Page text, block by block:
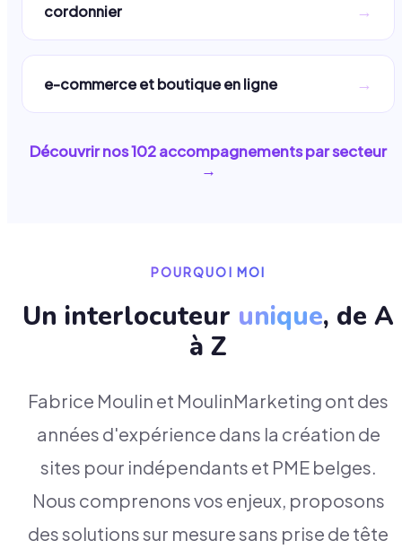
cordonnier →
e-commerce et boutique en ligne →
Découvrir nos102accompagnements par secteur
→
POURQUOI MOI
Un interlocuteur unique, de A
à Z
Fabrice Moulin et MoulinMarketing ont des
années d'expérience dans la création de
sites pour indépendants et PME belges.
Nous comprenons vos enjeux, proposons
des solutions sur mesure sans prise de tête